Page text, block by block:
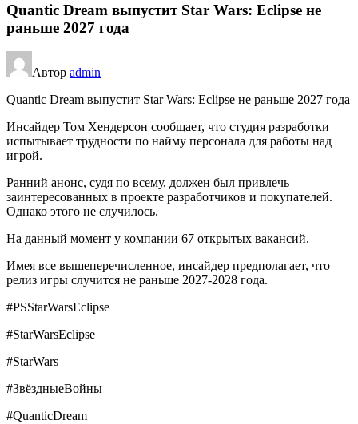
Quantic Dream выпустит Star Wars: Eclipse не
раньше 2027 года
Автор admin
Quantic Dream выпустит Star Wars: Eclipse не раньше 2027 года
Инсайдер Том Хендерсон сообщает, что студия разработки
испытывает трудности по найму персонала для работы над
игрой.
Ранний анонс, судя по всему, должен был привлечь
заинтересованных в проекте разработчиков и покупателей.
Однако этого не случилось.
На данный момент у компании 67 открытых вакансий.
Имея все вышеперечисленное, инсайдер предполагает, что
релиз игры случится не раньше 2027-2028 года.
#PSStarWarsEclipse
#StarWarsEclipse
#StarWars
#ЗвёздныеВойны
#QuanticDream